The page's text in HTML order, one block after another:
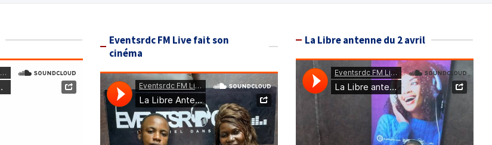
Eventsrdc FM Live fait son
cinéma
La Libre antenne du 2 avril